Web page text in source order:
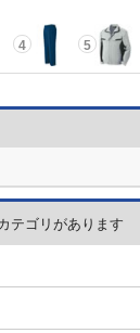
4 5
テゴリがあります